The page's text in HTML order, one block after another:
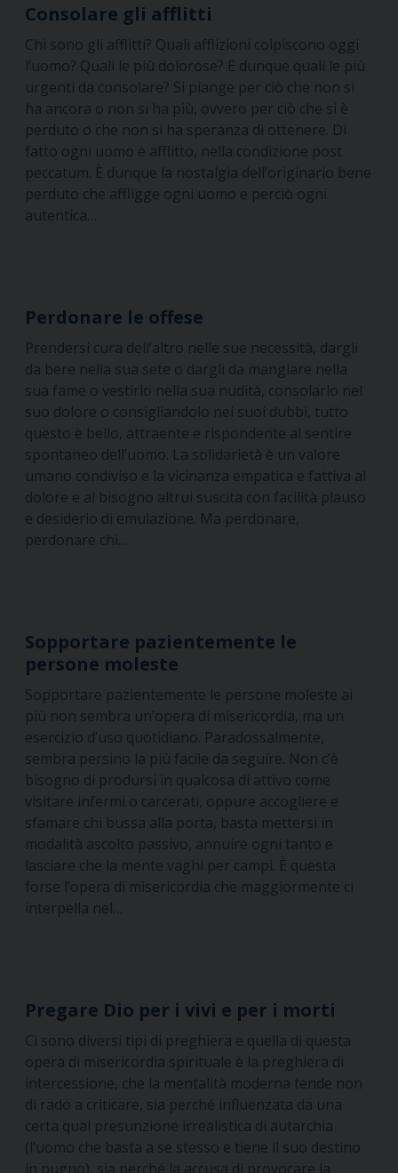
Consolare gli afflitti
Chi sono gli afflitti? Quali afflizioni colpiscono oggi
l’uomo? Quali le più dolorose? E dunque quali le più
urgenti da consolare? Si piange per ciò che non si
ha ancora o non si ha più, ovvero per ciò che si è
perduto o che non si ha speranza di ottenere. Di
fatto ogni uomo è afflitto, nella condizione post
peccatum. È dunque la nostalgia dell’originario bene
perduto che affligge ogni uomo e perciò ogni
autentica…
Perdonare le offese
Prendersi cura dell’altro nelle sue necessità, dargli
da bere nella sua sete o dargli da mangiare nella
sua fame o vestirlo nella sua nudità, consolarlo nel
suo dolore o consigliandolo nei suoi dubbi, tutto
questo è bello, attraente e rispondente al sentire
spontaneo dell’uomo. La solidarietà è un valore
umano condiviso e la vicinanza empatica e fattiva al
dolore e al bisogno altrui suscita con facilità plauso
e desiderio di emulazione. Ma perdonare,
perdonare chi…
Sopportare pazientemente le
persone moleste
Sopportare pazientemente le persone moleste ai
più non sembra un’opera di misericordia, ma un
esercizio d’uso quotidiano. Paradossalmente,
sembra persino la più facile da seguire. Non c’è
bisogno di prodursi in qualcosa di attivo come
visitare infermi o carcerati, oppure accogliere e
sfamare chi bussa alla porta, basta mettersi in
modalità ascolto passivo, annuire ogni tanto e
lasciare che la mente vaghi per campi. È questa
forse l’opera di misericordia che maggiormente ci
interpella nel…
Pregare Dio per i vivi e per i morti
Ci sono diversi tipi di preghiera e quella di questa
opera di misericordia spirituale è la preghiera di
intercessione, che la mentalità moderna tende non
di rado a criticare, sia perché influenzata da una
certa qual presunzione irrealistica di autarchia
(l’uomo che basta a se stesso e tiene il suo destino
in pugno), sia perché la accusa di provocare la